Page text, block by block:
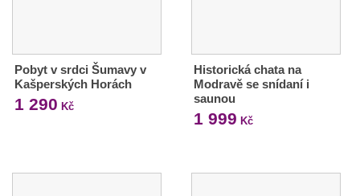
Pobyt v srdci Šumavy v
Kašperských Horách
1 290 Kč
Historická chata na
Modravě se snídaní i
saunou
1 999 Kč